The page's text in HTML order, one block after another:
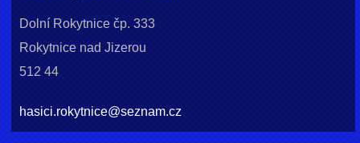
Dolní Rokytnice čp. 333
Rokytnice nad Jizerou
512 44
hasici.rokytnice@seznam.cz